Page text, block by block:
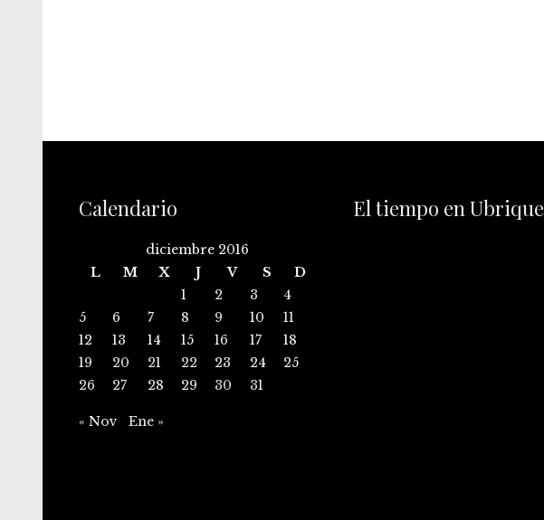
Calendario
diciembre 2016
L
M X J V S
D
1
2 3
4
5
6 7 8 9 10
11
12
13 14 15 16 17
18
19
20 21 22 23 24
25
26
27 28 29 30 31
« Nov Ene »
El tiempo en Ubrique